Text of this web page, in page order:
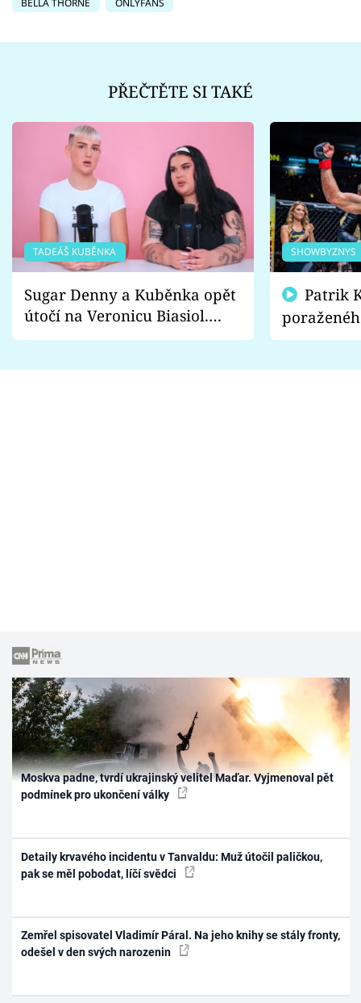
PŘEČTĚTE SI TAKÉ
TADEÁŠ KUBĚNKA
Sugar Denny a Kuběnka opět
útočí na Veronicu Biasiol.
Proč je podle nich falešná a
SHOWBYZNYS
fanoušci
Moskva padne, tvrdí ukrajinský velitel Maďar. Vyjmenoval pět
podmínek pro ukončení války
Detaily krvavého incidentu v Tanvaldu: Muž útočil paličkou,
pak se měl pobodat, líčí svědci
Zemřel spisovatel Vladimír Páral. Na jeho knihy se stály fronty,
odešel v den svých narozenin